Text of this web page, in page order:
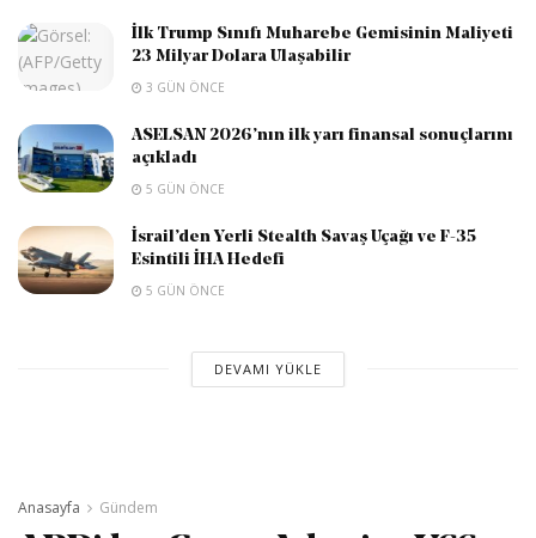
İlk Trump Sınıfı Muharebe Gemisinin Maliyeti
23 Milyar Dolara Ulaşabilir
3 GÜN ÖNCE
ASELSAN 2026’nın ilk yarı finansal sonuçlarını
açıkladı
5 GÜN ÖNCE
İsrail’den Yerli Stealth Savaş Uçağı ve F-35
Esintili İHA Hedefi
5 GÜN ÖNCE
DEVAMI YÜKLE
Anasayfa Gündem